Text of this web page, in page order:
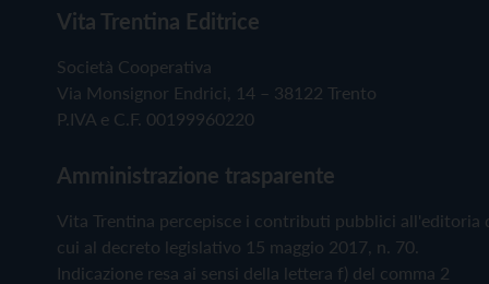
Vita Trentina Editrice
Società Cooperativa
Via Monsignor Endrici, 14 – 38122 Trento
P.IVA e C.F. 00199960220
Amministrazione trasparente
Vita Trentina percepisce i contributi pubblici all'editoria
cui al decreto legislativo 15 maggio 2017, n. 70.
Indicazione resa ai sensi della lettera f) del comma 2